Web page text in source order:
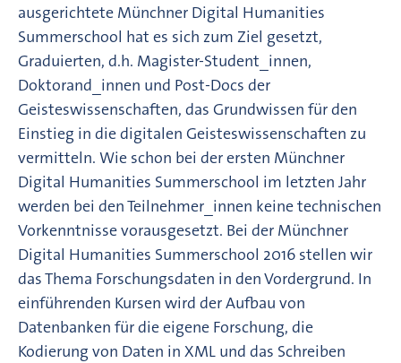
ausgerichtete Münchner Digital Humanities
Summerschool hat es sich zum Ziel gesetzt,
Graduierten, d.h. Magister-Student_innen,
Doktorand_innen und Post-Docs der
Geisteswissenschaften, das Grundwissen für den
Einstieg in die digitalen Geisteswissenschaften zu
vermitteln. Wie schon bei der ersten Münchner
Digital Humanities Summerschool im letzten Jahr
werden bei den Teilnehmer_innen keine technischen
Vorkenntnisse vorausgesetzt. Bei der Münchner
Digital Humanities Summerschool 2016 stellen wir
das Thema Forschungsdaten in den Vordergrund. In
einführenden Kursen wird der Aufbau von
Datenbanken für die eigene Forschung, die
Kodierung von Daten in XML und das Schreiben